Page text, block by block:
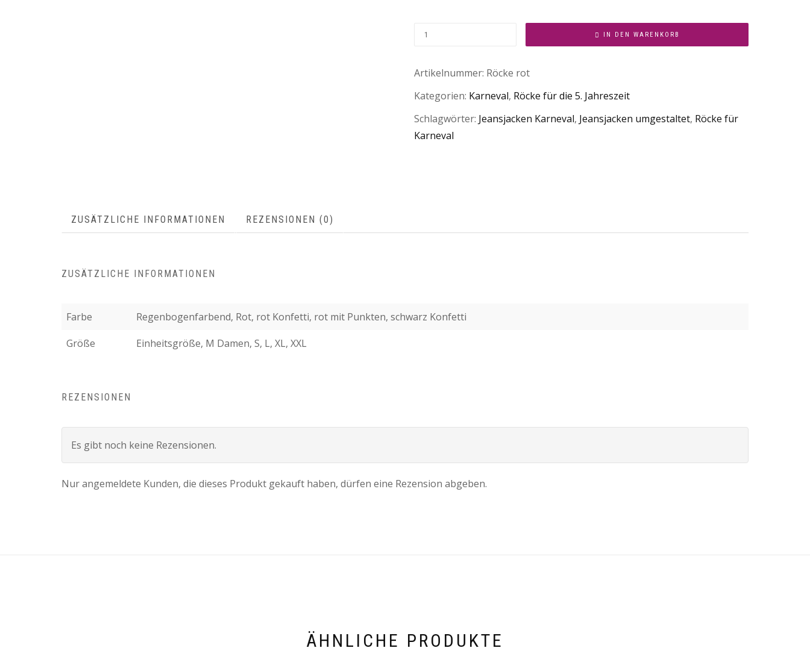
IN DEN WARENKORB
Artikelnummer: Röcke rot
Kategorien: Karneval, Röcke für die 5. Jahreszeit
Schlagwörter: Jeansjacken Karneval, Jeansjacken umgestaltet, Röcke für
Karneval
ZUSÄTZLICHE INFORMATIONEN REZENSIONEN (0)
ZUSÄTZLICHE INFORMATIONEN
Farbe
Regenbogenfarbend, Rot, rot Konfetti, rot mit Punkten, schwarz Konfetti
Größe
Einheitsgröße, M Damen, S, L, XL, XXL
REZENSIONEN
Es gibt noch keine Rezensionen.
Nur angemeldete Kunden, die dieses Produkt gekauft haben, dürfen eine Rezension abgeben.
ÄHNLICHE PRODUKTE